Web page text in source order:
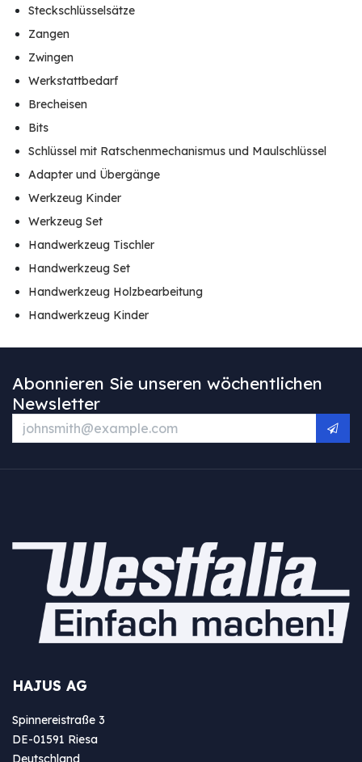
Steckschlüsselsätze
Zangen
Zwingen
Werkstattbedarf
Brecheisen
Bits
Schlüssel mit Ratschenmechanismus und Maulschlüssel
Adapter und Übergänge
Werkzeug Kinder
Werkzeug Set
Handwerkzeug Tischler
Handwerkzeug Set
Handwerkzeug Holzbearbeitung
Handwerkzeug Kinder
Abonnieren Sie unseren wöchentlichen
Newsletter
HAJUS AG
Spinnereistraße 3
DE-01591 Riesa
Deutschland